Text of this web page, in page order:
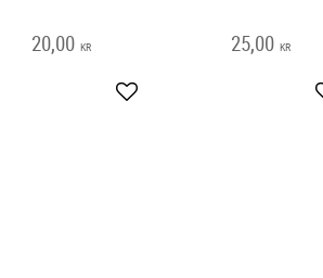
20,00 KR
Lägg till i favoriter
25,00 KR